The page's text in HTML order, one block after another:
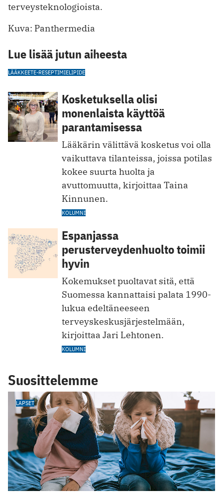
terveysteknologioista.
Kuva: Panthermedia
Lue lisää jutun aiheesta
LÄÄKKEETE-RESEPTIMIELIPIDE
Kosketuksella olisi
monenlaista käyttöä
parantamisessa
Lääkärin välittävä kosketus voi olla
vaikuttava tilanteissa, joissa potilas
kokee suurta huolta ja
avuttomuutta, kirjoittaa Taina
Kinnunen.
KOLUMNI
Espanjassa
perusterveydenhuolto toimii
hyvin
Kokemukset puoltavat sitä, että
Suomessa kannattaisi palata 1990-
lukua edeltäneeseen
terveyskeskusjärjestelmään,
kirjoittaa Jari Lehtonen.
KOLUMNI
Suosittelemme
LAPSET